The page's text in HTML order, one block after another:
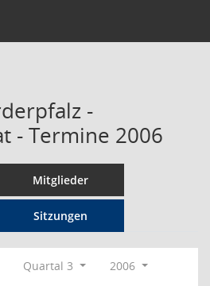
-
- Termine 2006
Mitglieder
Sitzungen
Quartal 3
2006